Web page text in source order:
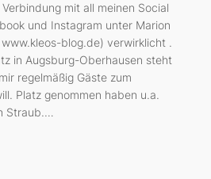
Verbindung mit all meinen Social
und Instagram unter Marion
blog.de) verwirklicht .
in Augsburg-Oberhausen steht
regelmäßig Gäste zum
Platz genommen haben u.a.
Straub.…